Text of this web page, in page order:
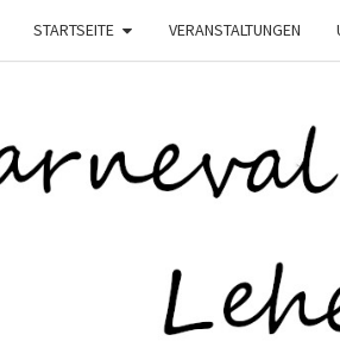
STARTSEITE VERANSTALTUNGEN
Lehesten
Helau–